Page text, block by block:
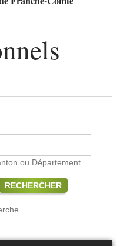
RECHERCHER